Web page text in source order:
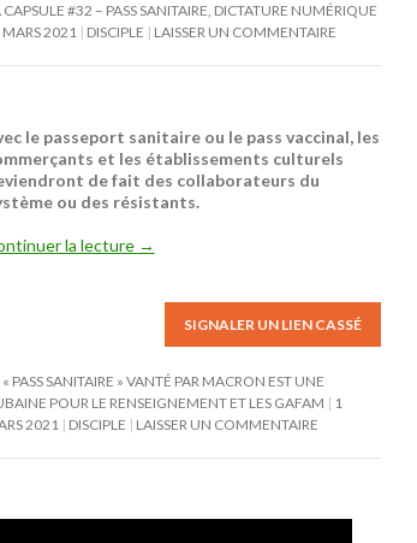
CAPSULE #32 – PASS SANITAIRE, DICTATURE NUMÉRIQUE
MARS 2021
DISCIPLE LAISSER UN COMMENTAIRE
le passeport sanitaire ou le pass vaccinal, les
et les établissements culturels
de fait des collaborateurs du
ou des résistants.
la lecture →
SIGNALER UN LIEN CASSÉ
« PASS SANITAIRE » VANTÉ PAR MACRON EST UNE
POUR LE RENSEIGNEMENT ET LES GAFAM
1
2021
DISCIPLE LAISSER UN COMMENTAIRE